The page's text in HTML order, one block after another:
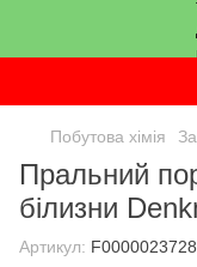
Побутова хімія
Пральний
білизни
Артикул: F0000023728